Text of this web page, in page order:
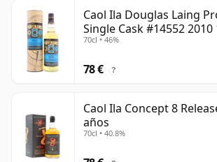
Caol Ila Douglas Laing
Single Cask #14552 2010
70cl • 46%
78 € ?
Caol Ila Concept 8
años
70cl • 40.8%